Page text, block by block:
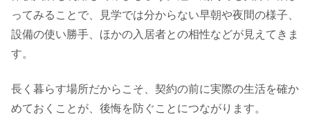
ってみることで、見学では分からない早朝や夜間の様子、
設備の使い勝手、ほかの入居者との相性などが見えてきま
す。
長く暮らす場所だからこそ、契約の前に実際の生活を確か
めておくことが、後悔を防ぐことにつながります。